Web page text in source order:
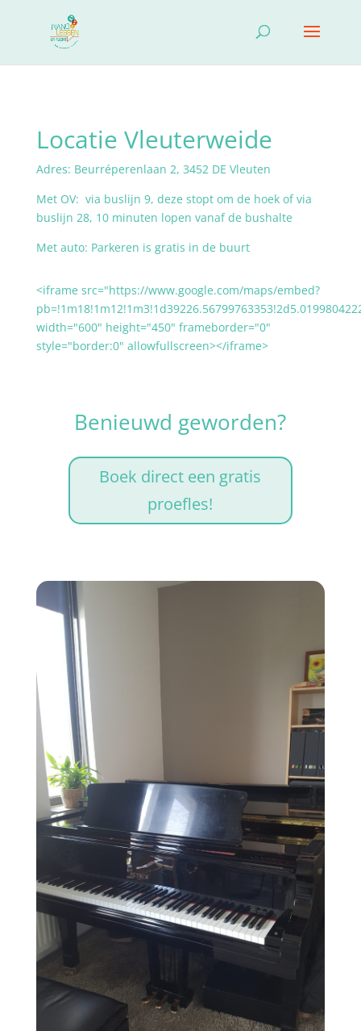
Locatie Vleuterweide
Adres: Beurréperenlaan 2, 3452 DE Vleuten
Met OV: via buslijn 9, deze stopt om de hoek of via
buslijn 28, 10 minuten lopen vanaf de bushalte
Met auto: Parkeren is gratis in de buurt
<iframe src="https://www.google.com/maps/embed?
width="600" height="450" frameborder="0"
style="border:0" allowfullscreen></iframe>
Benieuwd geworden?
Boek direct een gratis
proefles!